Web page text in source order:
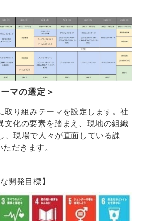
マの選定＞
取り組みテーマを設定します。社
文化の要素を踏まえ、現地の組織
、現場で人々が直面している課
だきます。
開発目標】